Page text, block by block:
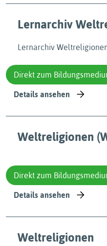
Lernarchiv
Lernarchiv
Direkt zum
Details ansehen
Weltreligionen
Direkt zum
Details ansehen
Weltreligionen